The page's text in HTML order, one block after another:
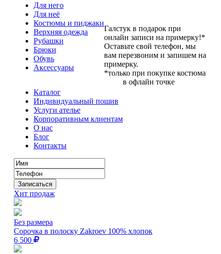
Для него
Для неё
Костюмы и пиджаки
Верхняя одежда
Рубашки
Брюки
Обувь
Аксессуары
Каталог
Индивидуальный пошив
Услуги ателье
Корпоративным клиентам
О нас
Блог
Контакты
Галстук в подарок при
онлайн записи на примерку!*
Оставьте свой телефон, мы
вам перезвоним и запишем на
примерку.
*только при покупке костюма
в офлайн точке
Хит продаж
Без размера
Сорочка в полоску Zakroev 100% хлопок
6 500